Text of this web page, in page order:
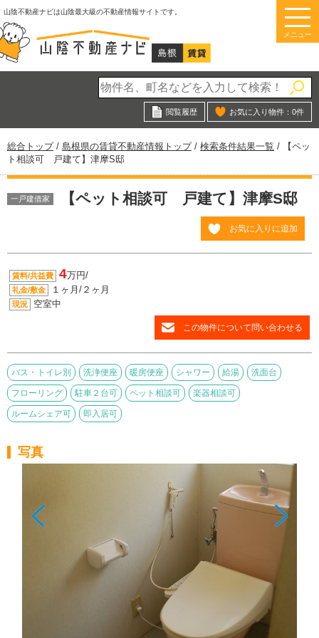
このページの本文へ
山陰不動産ナビは山陰最大級の不動産情報サイトです。
メニュー
閲覧履歴 お気に入り物件： 0件
現
在
の
置：
総合トップ/ 島根県の賃貸不動産情報トップ/ 検索条件結果一覧 /
【ペッ
ト相談可 戸建て】津摩S邸
一戸建借家 【ペット相談可 戸建て】津摩S邸
お気に入りに追加
賃料/共益費 4万円/
礼金/敷金 １ヶ月/２ヶ月
現況 空室中
この物件について問い合わせる
バス・トイレ別 洗浄便座 暖房便座 シャワー 給湯 洗面台
フローリング 駐車２台可 ペット相談可 楽器相談可
ルームシェア可 即入居可
写真